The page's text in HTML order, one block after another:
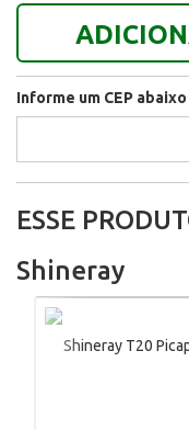
Informe um CEP
ESSE
Shineray
Shineray T20